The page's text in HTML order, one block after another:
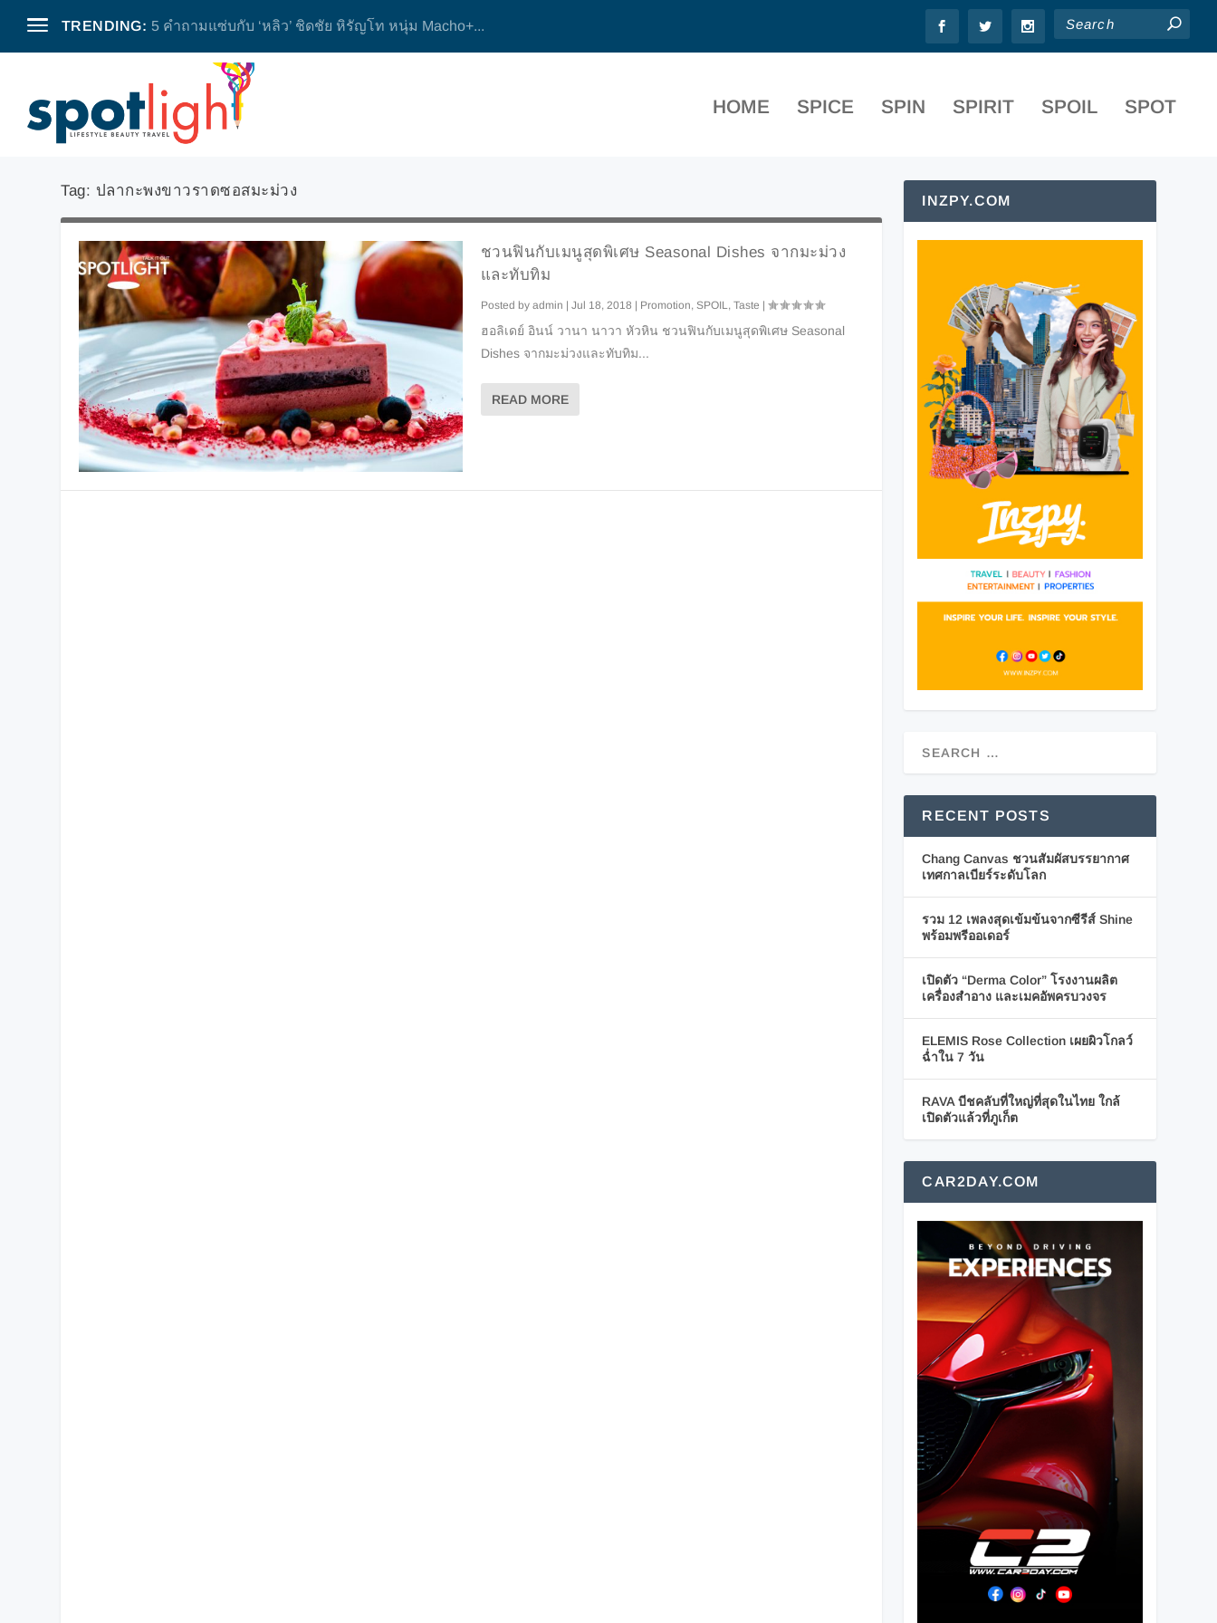
TRENDING: 5 คำถามแซ่บกับ ‘หลิว’ ชิดชัย หิรัญโท หนุ่ม Macho+...
HOME SPICE SPIN SPIRIT SPOIL SPOT
Tag: ปลากะพงขาวราดซอสมะม่วง
ชวนฟินกับเมนูสุดพิเศษ Seasonal Dishes จากมะม่วง
และทับทิม
Posted by admin | Jul 18, 2018 | Promotion, SPOIL, Taste |
ฮอลิเดย์ อินน์ วานา นาวา หัวหิน ชวนฟินกับเมนูสุดพิเศษ Seasonal
Dishes จากมะม่วงและทับทิม...
READ MORE
INZPY.COM
RECENT POSTS
Chang Canvas ชวนสัมผัสบรรยากาศ
เทศกาลเบียร์ระดับโลก
รวม 12 เพลงสุดเข้มข้นจากซีรีส์ Shine
พร้อมพรีออเดอร์
เปิดตัว “Derma Color” โรงงานผลิต
เครื่องสำอาง และเมคอัพครบวงจร
ELEMIS Rose Collection เผยผิวโกลว์
ฉ่ำใน 7 วัน
RAVA บีชคลับที่ใหญ่ที่สุดในไทย ใกล้
เปิดตัวแล้วที่ภูเก็ต
CAR2DAY.COM